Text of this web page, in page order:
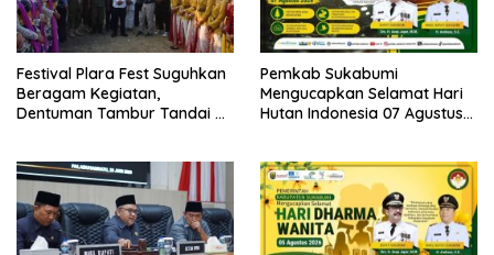
Festival Plara Fest Suguhkan
Beragam Kegiatan,
Dentuman Tambur Tandai di
Pemkab Sukabumi
Mengucapkan Selamat Hari
Hutan Indonesia 07 Agustus